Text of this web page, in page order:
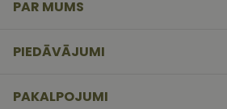
PAR MUMS
PIEDĀVĀJUMI
PAKALPOJUMI